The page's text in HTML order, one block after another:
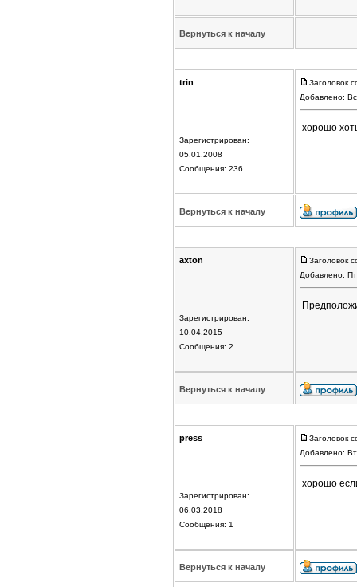
Вернуться к началу
trin
Зарегистрирован:
05.01.2008
Сообщения: 236
Заголовок
Добавлено:
хорошо
Вернуться к началу
axton
Зарегистрирован:
10.04.2015
Сообщения: 2
Заголовок
Добавлено:
Вернуться к началу
press
Зарегистрирован:
06.03.2018
Сообщения: 1
Заголовок
Добавлено:
хорошо
Вернуться к началу